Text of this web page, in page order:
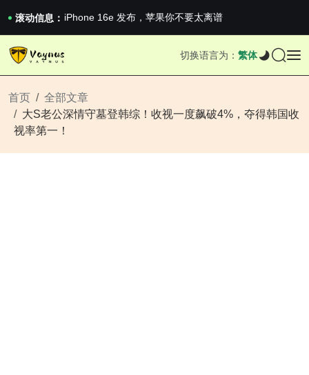
滚动信息： iPhone 16e 发布，苹果你不要太离谱
2026澳网男单收官：全满贯对上全满亚，德约...
《巅峰守卫 Highguard》正式上线，官...
切换语言为： 繁体
首页
全部文章
大S老公深情守墓登韩综！收视一度飙破4%，夺得韩国收
视率第一！